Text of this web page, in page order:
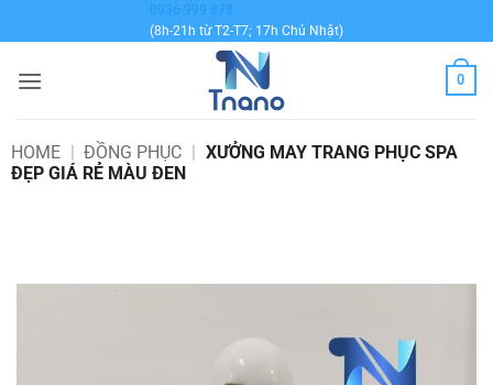
qua
dung
0936 999 878
(8h-21h từ T2-T7; 17h Chủ Nhật)
0
HOME | ĐỒNG PHỤC | XƯỞNG MAY TRANG PHỤC SPA
ĐẸP GIÁ RẺ MÀU ĐEN